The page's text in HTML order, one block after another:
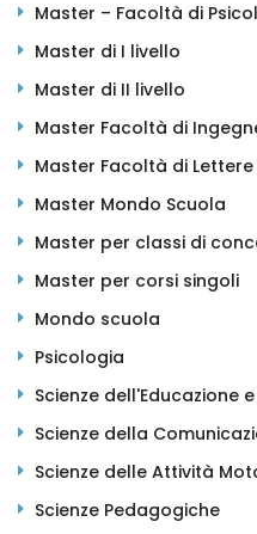
Master – Facoltà di
Master di I livello
Master di II livello
Master Facoltà di
Master Facoltà di Lettere
Master Mondo Scuola
Master per classi di
Master per corsi singoli
Mondo scuola
Psicologia
Scienze dell'Educazione
Scienze della
Scienze delle Attività
Scienze Pedagogiche